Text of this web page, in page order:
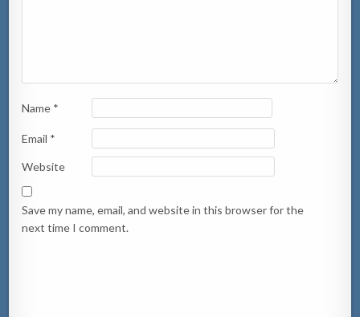
Name *
Email *
Website
Save my name, email, and website in this browser for the
next time I comment.